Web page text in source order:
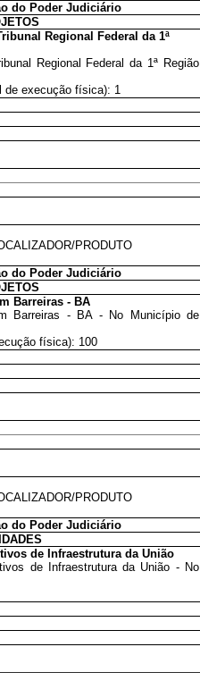
do Poder Judiciário
Regional Federal da 1ª
Regional Federal da 1ª Região
de execução física): 1
PRODUTO
do Poder Judiciário
Barreiras - BA
Barreiras - BA - No Município de
física): 100
PRODUTO
do Poder Judiciário
de Infraestrutura da União
de Infraestrutura da União - No